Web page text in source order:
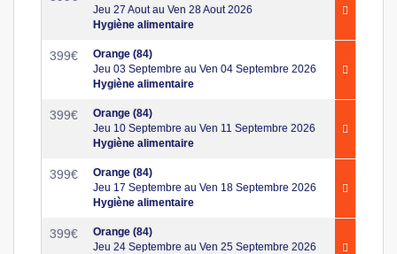
Jeu 27 Aout au Ven 28 Aout 2026
Hygiène alimentaire
399€
Orange (84)
Jeu 03 Septembre au Ven 04 Septembre 2026
Hygiène alimentaire
399€
Orange (84)
Jeu 10 Septembre au Ven 11 Septembre 2026
Hygiène alimentaire
399€
Orange (84)
Jeu 17 Septembre au Ven 18 Septembre 2026
Hygiène alimentaire
399€
Orange (84)
Jeu 24 Septembre au Ven 25 Septembre 2026